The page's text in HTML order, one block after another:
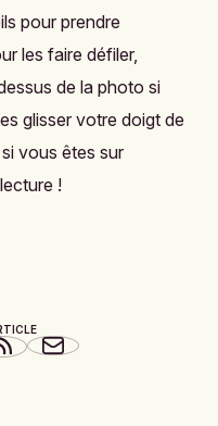
pour prendre
les faire défiler,
de la photo si
glisser votre doigt de
vous êtes sur
!